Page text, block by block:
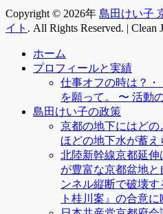
Copyright © 2026年 島田けい子
イト . All Rights Reserved. | Clean
ホーム
プロフィールと実績
仕事オフの時は？
を願って。 〜 活動
島田けい子の政策
京都の地下にはど
ほどの地下水が蓄え
北陸新幹線京都延
が豊富な京都盆地と
ンネル縦断で破壊
ト桂川案』の合意